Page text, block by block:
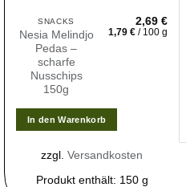
SNACKS
Nesia Melindjo
Pedas –
scharfe
Nusschips
150g
2,69 €
1,79 € / 100 g
In den Warenkorb
zzgl. Versandkosten
Produkt enthält: 150 g